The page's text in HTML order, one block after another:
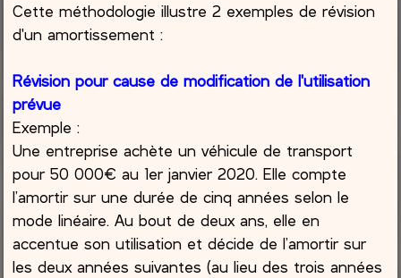
s
s
g
e
Cette méthodologie illustre 2 exemples de révision
d'un amortissement :
Révision pour cause de modification de l'utilisation
prévue
Exemple :
Une entreprise achète un véhicule de transport
pour 50 000€ au 1er janvier 2020. Elle compte
l’amortir sur une durée de cinq années selon le
mode linéaire. Au bout de deux ans, elle en
accentue son utilisation et décide de l’amortir sur
les deux années suivantes (au lieu des trois années